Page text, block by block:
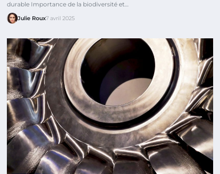
durable Importance de la biodiversité et…
Julie Roux7 avril 2025